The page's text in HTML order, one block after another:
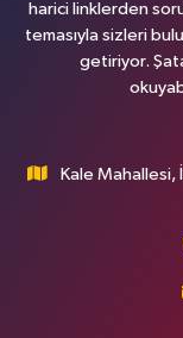
harici linklerden
temasıyla sizleri
getiriyor.
Kale Mahallesi,